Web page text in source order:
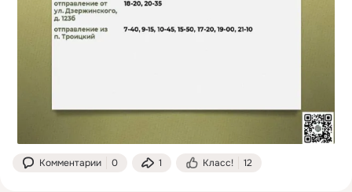
Комментарии 0 1 Класс! 12